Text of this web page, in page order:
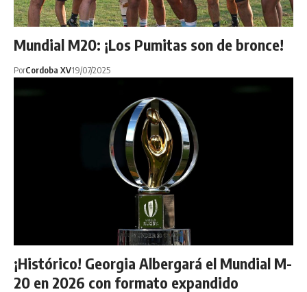
Mundial M20: ¡Los Pumitas son de bronce!
PorCordoba XV19/07/2025
¡Histórico! Georgia Albergará el Mundial M-
20 en 2026 con formato expandido